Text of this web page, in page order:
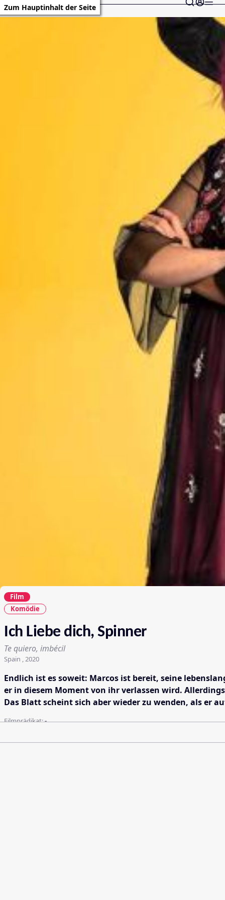
Zum Hauptinhalt der Seite
Film
Komödie
Ich Liebe dich, Spinner
Te quiero, imbécil
Spain , 2020
Endlich ist es soweit: Marcos ist bereit, seine
er in diesem Moment von ihr verlassen wird.
Das Blatt scheint sich aber wieder zu wenden, als er
Filmprädikat:-